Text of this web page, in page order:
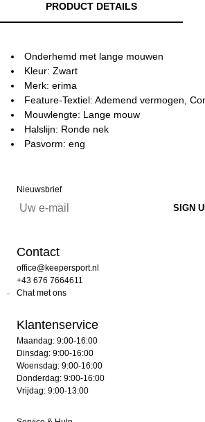
PRODUCT DETAILS
Onderhemd met lange mouwen
Kleur: Zwart
Merk: erima
Feature-Textiel: Ademend vermogen,
Mouwlengte: Lange mouw
Halslijn: Ronde nek
Pasvorm: eng
Nieuwsbrief
Contact
office@keepersport.nl
+43 676 7664611
Chat met ons
Klantenservice
Maandag: 9:00-16:00
Dinsdag: 9:00-16:00
Woensdag: 9:00-16:00
Donderdag: 9:00-16:00
Vrijdag: 9:00-13:00